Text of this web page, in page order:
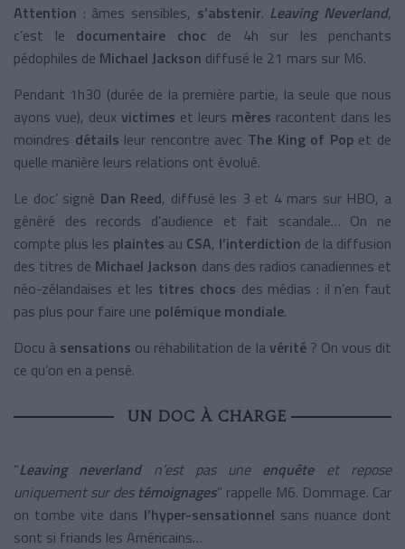
Attention : âmes sensibles, s’abstenir. Leaving Neverland,
c’est
le documentaire choc de 4h sur les penchants
pédophiles de Michael Jackson diffusé le 21 mars sur M6.
Pendant 1h30 (durée de la première partie, la seule que nous
ayons vue), deux victimes et leurs mères racontent dans les
moindres détails leur rencontre avec The King of Popet de
quelle manière leurs relations ont évolué.
Le doc’ signé Dan Reed, diffusé les 3 et 4 mars sur HBO, a
généré des records d’audience et fait scandale… On ne
compte plus les plaintes au CSA, l’interdiction de la diffusion
des titres de Michael Jackson dans des radios canadiennes et
néo-zélandaises et les titres chocs des médias : il n’en faut
pas plus pour faire une polémique mondiale.
Docu à sensations ou réhabilitation de lavérité ? On vous dit
ce qu’on en a pensé.
UN DOC À CHARGE
“Leaving neverlandn’est pas une enquête et repose
uniquement sur des témoignages” rappelle M6. Dommage. Car
on tombe vite dans l’hyper-sensationnel sans nuance dont
sont si friands les Américains…